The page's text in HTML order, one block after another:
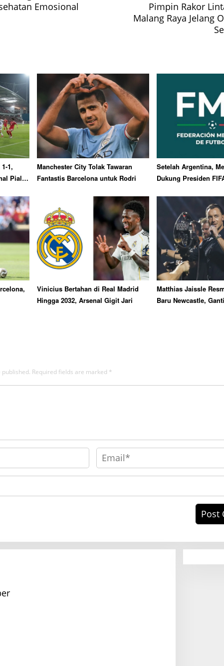
Emosional
Pimpin Rakor
Malang Raya Jelang
1,
Piala
Manchester City Tolak Tawaran
Fantastis Barcelona untuk Rodri
Setelah Argentina,
Dukung Presiden
Vinicius Bertahan di Real Madrid
Hingga 2032, Arsenal Gigit Jari
Matthias Jaissle
Baru Newcastle,
Required fields are marked *